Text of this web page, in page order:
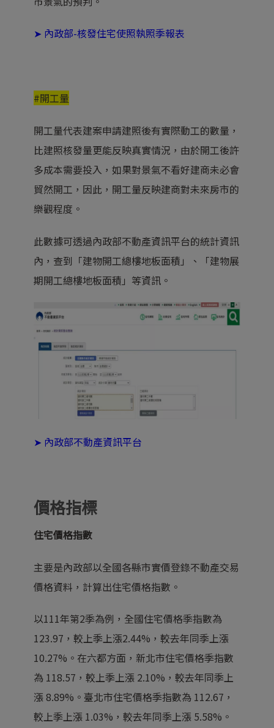
➤ 內政部-核發住宅使照執照季報表
#開工量
開工量代表建案申請建照後有實際動工的數量，
比建照核發量更能反映真實情況，由於開工後許
多成本需要投入，如果對景氣不看好建商未必會
貿然開工，因此，開工量反映建商對未來房市的
樂觀程度。
此數據可透過內政部不動產資訊平台的統計資訊
內，查到「建物開工總樓地板面積」、「建物展
期開工總樓地板面積」等資訊。
➤ 內政部不動產資訊平台
價格指標
住宅價格指數
主要是內政部以全國各縣市實價登錄不動產交易
價格資料，計算出住宅價格指數。
以111年第2季為例，全國住宅價格季指數為
123.97，較上季上漲2.44%，較去年同季上漲
10.27%。在六都方面，新北市住宅價格季指數
為 118.57，較上季上漲 2.10%，較去年同季上
漲 8.89%。臺北市住宅價格季指數為 112.67，
較上季上漲 1.03%，較去年同季上漲 5.58%。